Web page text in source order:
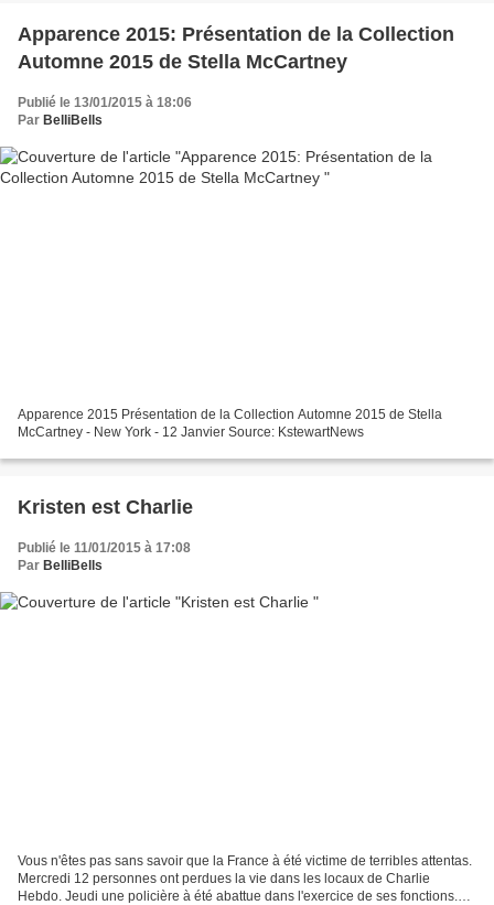
Apparence 2015: Présentation de la Collection
Automne 2015 de Stella McCartney
Publié le 13/01/2015 à 18:06
Par BelliBells
Apparence 2015 Présentation de la Collection Automne 2015 de Stella
McCartney - New York - 12 Janvier Source: KstewartNews
Kristen est Charlie
Publié le 11/01/2015 à 17:08
Par BelliBells
Vous n'êtes pas sans savoir que la France à été victime de terribles attentas.
Mercredi 12 personnes ont perdues la vie dans les locaux de Charlie
Hebdo. Jeudi une policière à été abattue dans l'exercice de ses fonctions.